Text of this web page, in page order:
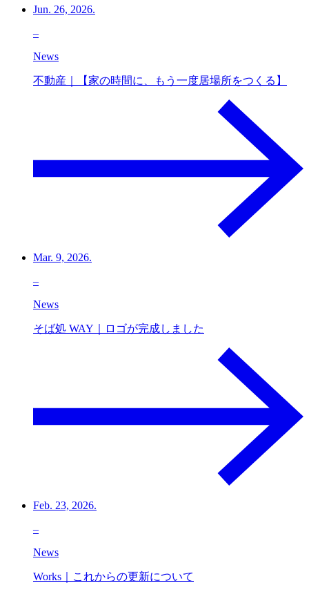
Jun. 26, 2026.
–
News
不動産｜【家の時間に、もう一度居場所をつくる】
Mar. 9, 2026.
–
News
そば処 WAY｜ロゴが完成しました
Feb. 23, 2026.
–
News
Works｜これからの更新について